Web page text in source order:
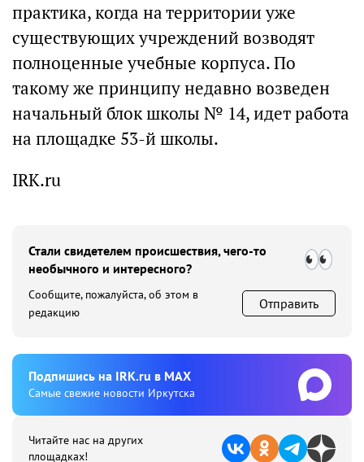
практика, когда на территории уже
существующих учреждений возводят
полноценные учебные корпуса. По
такому же принципу недавно возведен
начальный блок школы № 14, идет работа
на площадке 53-й школы.
IRK.ru
Стали свидетелем происшествия, чего-то
необычного и интересного?
Сообщите, пожалуйста, об этом в
редакцию
Отправить
Подпишиcь на IRK.ru в MAX
Cамые свежие новости Иркутска
Читайте нас на других
площадках!